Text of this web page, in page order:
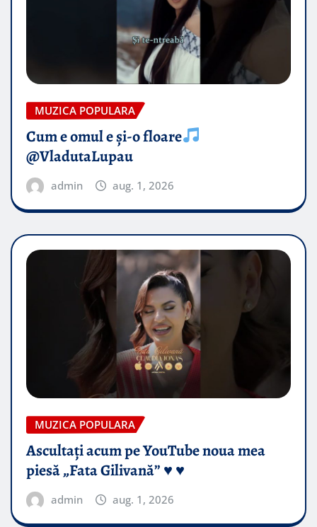
MUZICA POPULARA
Cum e omul e și-o floare
@VladutaLupau
admin aug. 1, 2026
MUZICA POPULARA
Ascultați acum pe YouTube noua mea
piesă „Fata Gilivană” ♥️ ♥️
admin aug. 1, 2026